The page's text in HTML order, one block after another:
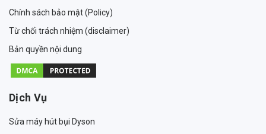
Chính sách bảo mật (Policy)
Từ chối trách nhiệm (disclaimer)
Bản quyền nội dung
Dịch Vụ
Sửa máy hút bụi Dyson